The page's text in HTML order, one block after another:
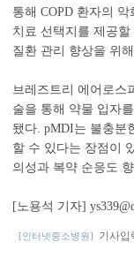
통해 COPD 환자의
치료 선택지를 제공
질환 관리 향상을 위
브레즈트리 에어로스
술을 통해 약물 입자
됐다. pMDI는 불충분
할 수 있다는 장점이
의성과 복약 순응도
[노용석 기자]
[인터넷중소병원] 기사입